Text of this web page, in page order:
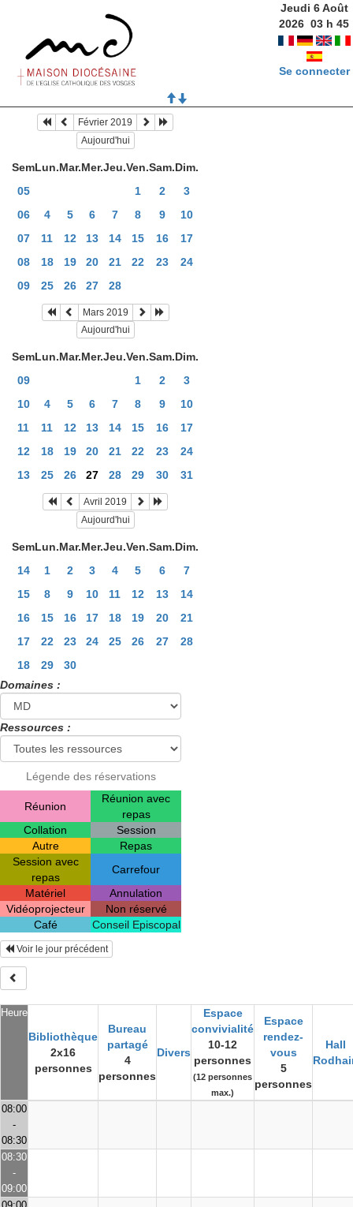
Jeudi 6 Août
2026 03 h45
Se connecter
Février 2019
Aujourd'hui
SemLun.Mar.Mer.Jeu.Ven.Sam.Dim.
05
1 2
3
06
4 5 6 7 8 9
10
07
11 12 13 14 15 16
17
08
18 19 20 21 22 23
24
09
25 26 27 28
Mars 2019
Aujourd'hui
SemLun.Mar.Mer.Jeu.Ven.Sam.Dim.
09
1 2
3
10
4 5 6 7 8 9
10
11
11 12 13 14 15 16
17
12
18 19 20 21 22 23
24
13
25 26 27 28 29 30 31
Avril 2019
Aujourd'hui
SemLun.Mar.Mer.Jeu.Ven.Sam.Dim.
14
1 2 3 4 5 6
7
15
8 9 10 11 12 13
14
16
15 16 17 18 19 20
21
17
22 23 24 25 26 27
28
18
29
30
Domaines :
Ressources :
Légende des réservations
Réunion
Réunion avec
repas
Collation
Session
Autre
Repas
Session avec
repas
Carrefour
Matériel
Annulation
Vidéoprojecteur
Non réservé
Café
Conseil Episcopal
Heure
Bibliothèque
2x16
personnes
Bureau
partagé
4
personnes
Divers
Espace
convivialité
10-12
personnes
(12 personnes
max.)
Espace
rendez-
vous
5
personnes
Hall
Voir le jour précédent
08:00
-
08:30
08:30
-
09:00